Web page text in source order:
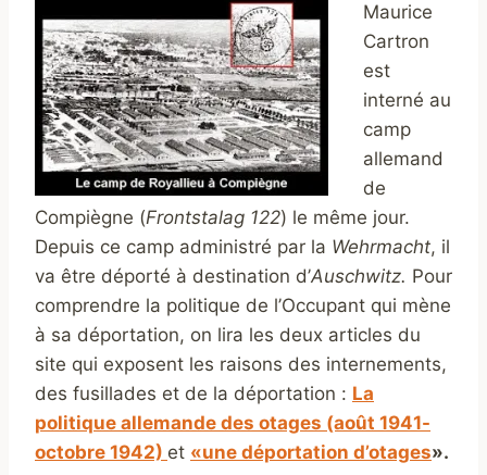
Maurice
Cartron
est
interné au
camp
allemand
de
Compiègne (Frontstalag 122) le même jour.
Depuis ce camp administré par la Wehrmacht, il
va être déporté à destination d’Auschwitz. Pour
comprendre la politique de l’Occupant qui mène
à sa déportation, on lira les deux articles du
site qui exposent les raisons des internements,
des fusillades et de la déportation : La
politique allemande des otages (août 1941-
octobre 1942) et «une déportation d’otages».